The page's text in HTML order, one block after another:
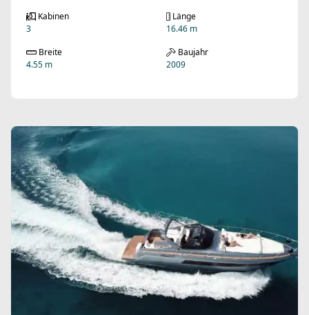
Kabinen
3
Länge
16.46 m
Breite
4.55 m
Baujahr
2009